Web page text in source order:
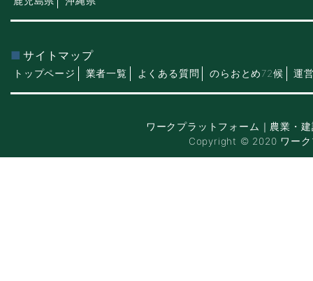
サイトマップ
トップページ 業者一覧 よくある質問 のらおとめ72候 運
ワークプラットフォーム｜農業・
Copyright © 2020 ワーク